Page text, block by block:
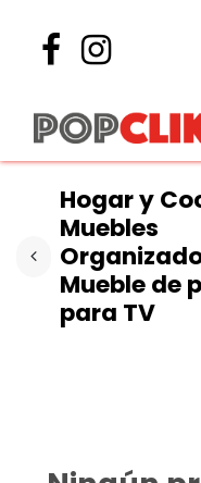
Hogar y
Muebles
Mueble de
para TV